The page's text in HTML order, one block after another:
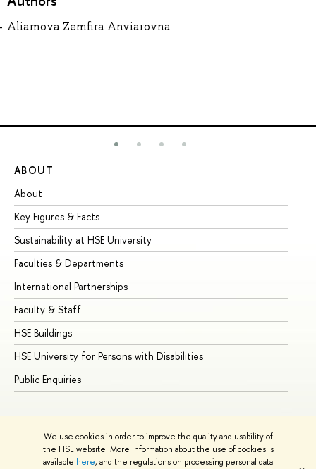
We use cookies in order to improve the quality and usability of
the HSE website. More information about the use of cookies is
available here, and the regulations on processing personal data
Aliamova Zemfira Anviarovna
ABOUT
About
Key Figures & Facts
Sustainability at HSE University
Faculties & Departments
International Partnerships
Faculty & Staff
HSE Buildings
HSE University for Persons with Disabilities
Public Enquiries